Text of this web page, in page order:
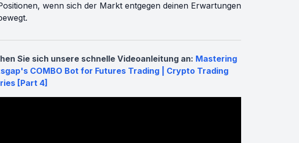
wenn sich der Markt entgegen deinen Erwartungen
Sie sich unsere schnelle Videoanleitung an: Mastering
COMBO Bot for Futures Trading | Crypto Trading
[Part 4]